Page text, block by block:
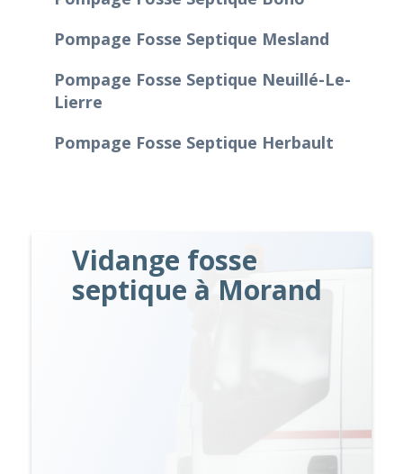
Pompage Fosse Septique Mesland
Pompage Fosse Septique Neuillé-Le-
Lierre
Pompage Fosse Septique Herbault
Vidange fosse
septique à Morand